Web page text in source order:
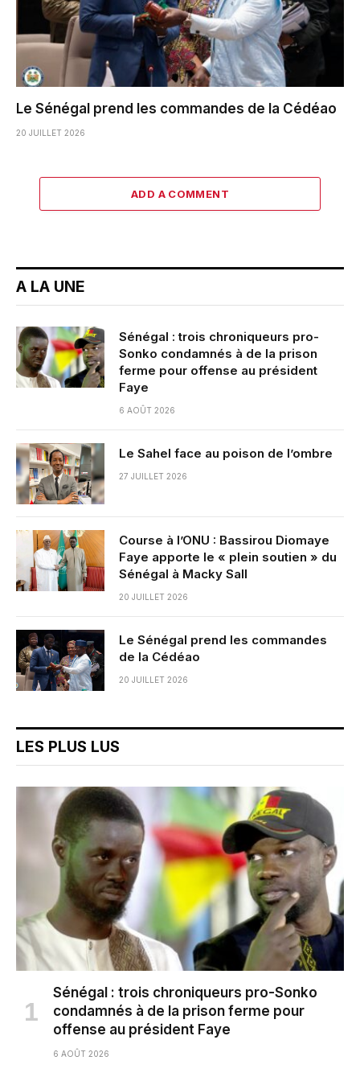
Le Sénégal prend les commandes de la Cédéao
20 JUILLET 2026
ADD A COMMENT
A LA UNE
Sénégal : trois chroniqueurs pro-
Sonko condamnés à de la prison
ferme pour offense au président
Faye
6 AOÛT 2026
Le Sahel face au poison de l’ombre
27 JUILLET 2026
Course à l’ONU : Bassirou Diomaye
Faye apporte le « plein soutien » du
Sénégal à Macky Sall
20 JUILLET 2026
Le Sénégal prend les commandes
de la Cédéao
20 JUILLET 2026
LES PLUS LUS
Sénégal : trois chroniqueurs pro-Sonko
condamnés à de la prison ferme pour
offense au président Faye
6 AOÛT 2026